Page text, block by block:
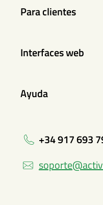
Para clientes
Interfaces web
Ayuda
+34 917 693